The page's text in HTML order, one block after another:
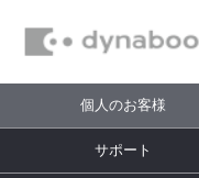
個人のお客様
サポート